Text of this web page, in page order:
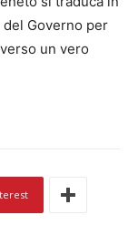
Governo per
un vero